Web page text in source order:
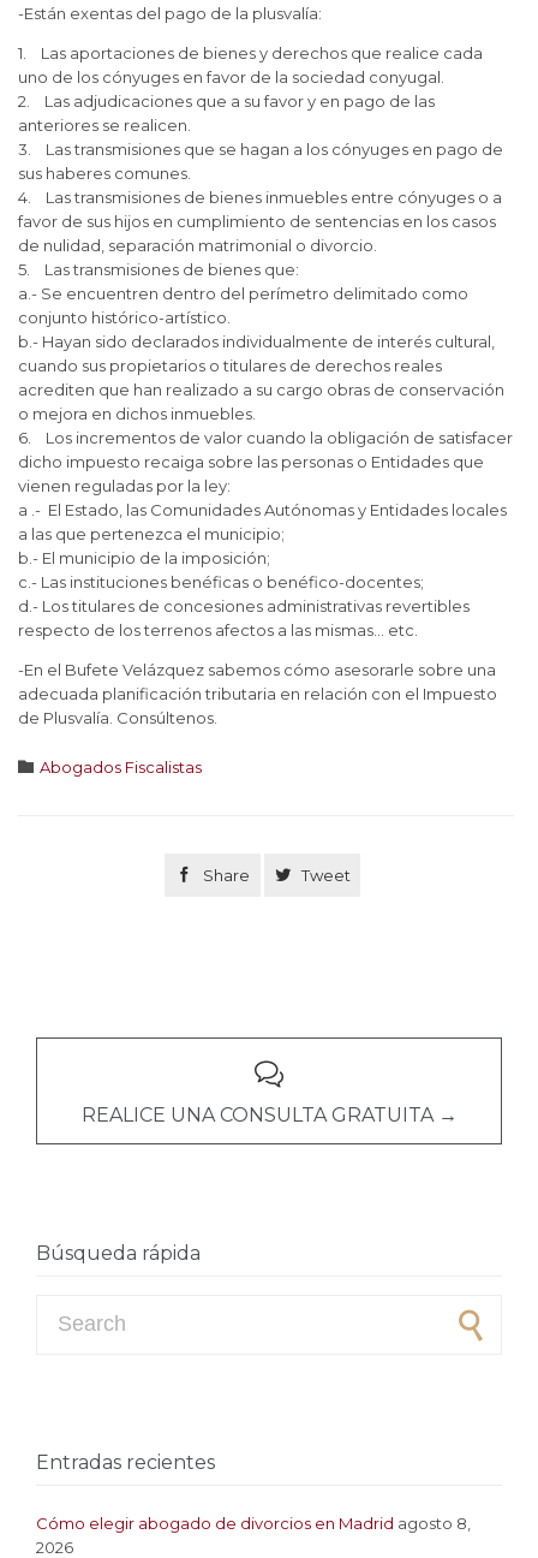
-Están exentas del pago de la plusvalía:
1. Las aportaciones de bienes y derechos que realice cada
uno de los cónyuges en favor de la sociedad conyugal.
2. Las adjudicaciones que a su favor y en pago de las
anteriores se realicen.
3. Las transmisiones que se hagan a los cónyuges en pago de
sus haberes comunes.
4. Las transmisiones de bienes inmuebles entre cónyuges o a
favor de sus hijos en cumplimiento de sentencias en los casos
de nulidad, separación matrimonial o divorcio.
5. Las transmisiones de bienes que:
a.- Se encuentren dentro del perímetro delimitado como
conjunto histórico-artístico.
b.- Hayan sido declarados individualmente de interés cultural,
cuando sus propietarios o titulares de derechos reales
acrediten que han realizado a su cargo obras de conservación
o mejora en dichos inmuebles.
6. Los incrementos de valor cuando la obligación de satisfacer
dicho impuesto recaiga sobre las personas o Entidades que
vienen reguladas por la ley:
a .- El Estado, las Comunidades Autónomas y Entidades locales
a las que pertenezca el municipio;
b.- El municipio de la imposición;
c.- Las instituciones benéficas o benéfico-docentes;
d.- Los titulares de concesiones administrativas revertibles
respecto de los terrenos afectos a las mismas… etc.
-En el Bufete Velázquez sabemos cómo asesorarle sobre una
adecuada planificación tributaria en relación con el Impuesto
de Plusvalía. Consúltenos.
 Category
Abogados Fiscalistas
 Share  Tweet

REALICE UNA CONSULTA GRATUITA →
Búsqueda rápida
Entradas recientes
Cómo elegir abogado de divorcios en Madrid agosto 8,
2026